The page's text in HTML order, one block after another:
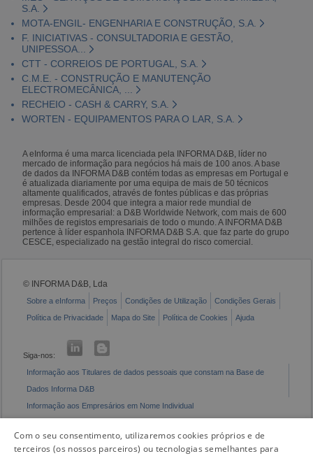
S.A.
MOTA-ENGIL- ENGENHARIA E CONSTRUÇÃO, S.A.
F. INICIATIVAS - CONSULTADORIA E GESTÃO,
UNIPESSOA...
CTT - CORREIOS DE PORTUGAL, S.A.
C.M.E. - CONSTRUÇÃO E MANUTENÇÃO
ELECTROMECÂNICA, ...
RECHEIO - CASH & CARRY, S.A.
WORTEN - EQUIPAMENTOS PARA O LAR, S.A.
A eInforma é uma marca licenciada pela INFORMA D&B, líder no
mercado de informação para negócios há mais de 100 anos. A base
de dados da INFORMA D&B contém todas as empresas em Portugal e
é atualizada diariamente por uma equipa de mais de 50 técnicos
altamente qualificados, através de fontes públicas e das próprias
empresas. Desde 2004 que integra a maior rede mundial de
informação empresarial: a D&B Worldwide Network, com mais de 600
milhões de registos empresariais de todo o mundo. A INFORMA D&B
pertence à líder espanhola INFORMA D&B S.A. que faz parte do grupo
CESCE, especializado na gestão integral do risco comercial.
© INFORMA D&B, Lda
Sobre a eInforma Preços Condições de Utilização
Condições Gerais
Política de Privacidade
Mapa do Site Política de Cookies Ajuda
Siga-nos:
Informação aos Titulares de dados pessoais que constam na Base de
Dados Informa D&B
Informação aos Empresários em Nome Individual
Com o seu consentimento, utilizaremos cookies próprios e de
terceiros (os nossos parceiros) ou tecnologias semelhantes para